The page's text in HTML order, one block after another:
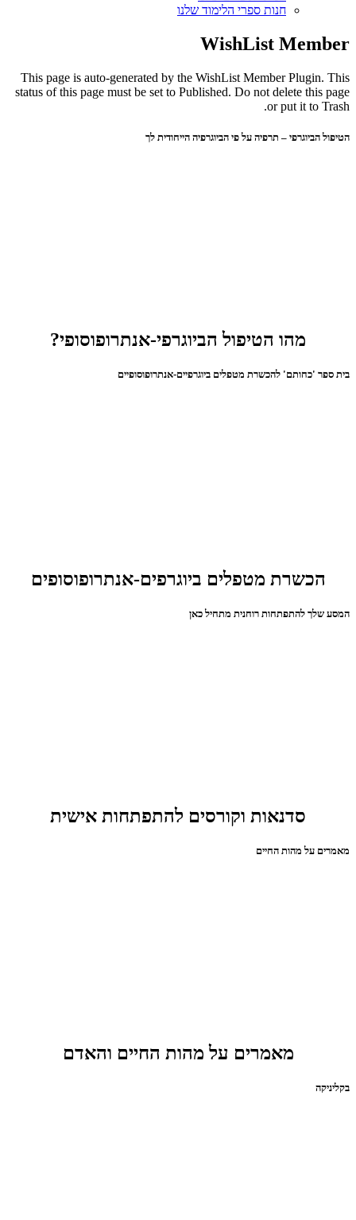
חנות ספרי הלימוד שלנו
WishList Member
This page is auto-generated by the WishList Member Plugin. This
status of this page must be set to Published. Do not delete this page
or put it to Trash.
הטיפול הביוגרפי – תרפיה על פי הביוגרפיה הייחודית לך
מהו הטיפול הביוגרפי-אנתרופוסופי?
בית ספר 'כחותם' להכשרת מטפלים ביוגרפיים-אנתרופוסופיים
הכשרת מטפלים ביוגרפים-אנתרופוסופים
המסע שלך להתפתחות רוחנית מתחיל כאן
סדנאות וקורסים להתפתחות אישית
מאמרים על מהות החיים
מאמרים על מהות החיים והאדם
בקליניקה